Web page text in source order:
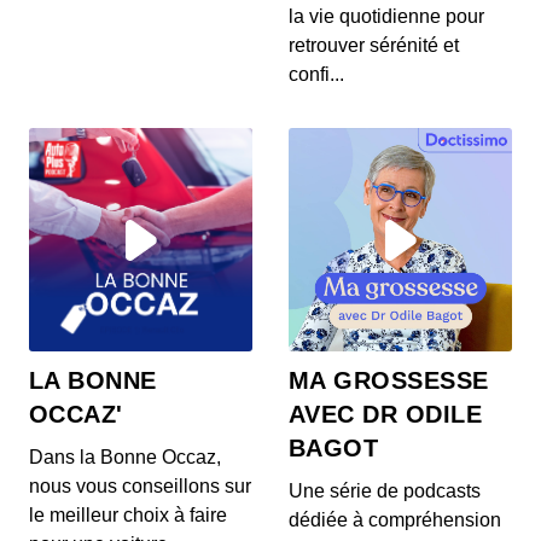
S12E145: L'actu auto du 24 juillet 2020
00:03:37 - IL Y A 6 ANS
Les prix de la Mercedes Classe E restylée, la
S12E144: L'actu auto du 23 juillet 2020
00:03:39 - IL Y A 6 ANS
L’Aston Martin Vanquish 25 par Ian Callum entre
en production. Quel est ce modèle ? On v...
S12E143: L'actu auto du 22 juillet 2020
00:03:25 - IL Y A 6 ANS
1400 ch dans un SUV 100% électrique ? C’est la
nouvelle trouvaille de Ford ! On vos prés...
S12E141: L'actu auto du 21 juillet 2020
00:03:26 - IL Y A 6 ANS
Au menu de ce mardi 21 juillet : des Renault Zoe
la vie quotidienne pour
retrouver sérénité et
confi...
LA BONNE
OCCAZ'
Dans la Bonne Occaz,
nous vous conseillons sur
le meilleur choix à faire
MA GROSSESSE
AVEC DR ODILE
BAGOT
Une série de podcasts
dédiée à compréhension